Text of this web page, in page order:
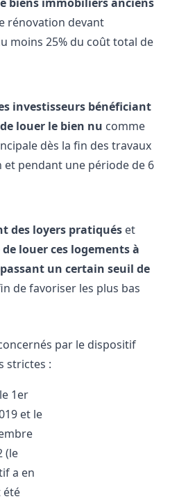
rénovation devant
moins 25% du coût total de
investisseurs bénéficiant
louer le bien nu comme
dès la fin des travaux
et pendant une période de 6
des loyers pratiqués et
louer ces logements à
un certain seuil de
de favoriser les plus bas
par le dispositif
strictes :
1er
et le
(le
a en
été